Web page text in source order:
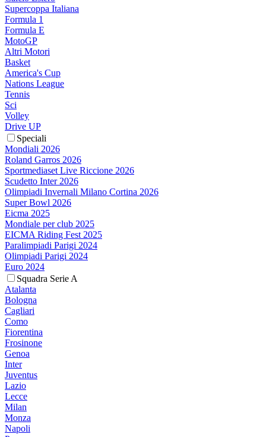
Supercoppa Italiana
Formula 1
Formula E
MotoGP
Altri Motori
Basket
America's Cup
Nations League
Tennis
Sci
Volley
Drive UP
Speciali
Mondiali 2026
Roland Garros 2026
Sportmediaset Live Riccione 2026
Scudetto Inter 2026
Olimpiadi Invernali Milano Cortina 2026
Super Bowl 2026
Eicma 2025
Mondiale per club 2025
EICMA Riding Fest 2025
Paralimpiadi Parigi 2024
Olimpiadi Parigi 2024
Euro 2024
Squadra Serie A
Atalanta
Bologna
Cagliari
Como
Fiorentina
Frosinone
Genoa
Inter
Juventus
Lazio
Lecce
Milan
Monza
Napoli